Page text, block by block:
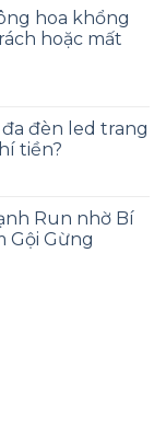
hoa khổng
hoặc mất
đèn led trang
tiền?
Run nhờ Bí
Gội Gừng